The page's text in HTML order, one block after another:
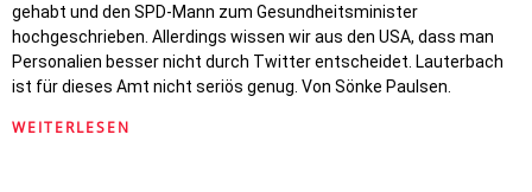
gehabt und den SPD-Mann zum Gesundheitsminister
hochgeschrieben. Allerdings wissen wir aus den USA, dass man
Personalien besser nicht durch Twitter entscheidet. Lauterbach
ist für dieses Amt nicht seriös genug. Von Sönke Paulsen.
WEITERLESEN